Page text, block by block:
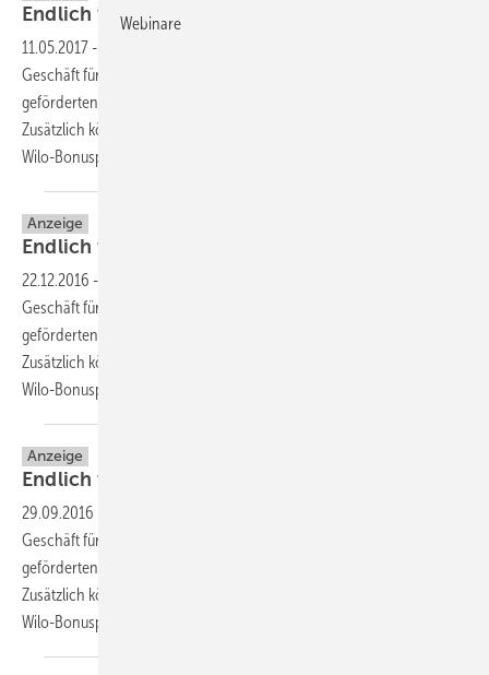
Endlich wieder Kohle im
11.05.2017 -
Geschäft für Sie. Unterstützen Sie Ihre Kunden beim staatlich
geförderten Pumpentausch – und erhöhen Sie Ihren Umsatz.
Zusätzlich können Sie tolle Prämien kassieren mit dem
Wilo-Bonusprogramm.
Anzeige
Endlich wieder Kohle im
22.12.2016 -
Geschäft für Sie. Unterstützen Sie Ihre Kunden beim staatlich
geförderten Pumpentausch – und erhöhen Sie Ihren Umsatz.
Zusätzlich können Sie tolle Prämien kassieren mit dem
Wilo-Bonusprogramm.
Anzeige
Endlich wieder Kohle im
29.09.2016
Geschäft für Sie. Unterstützen Sie Ihre Kunden beim staatlich
geförderten Pumpentausch – und erhöhen Sie Ihren Umsatz.
Zusätzlich können Sie tolle Prämien kassieren mit dem
Wilo-Bonusprogramm.
Webinare